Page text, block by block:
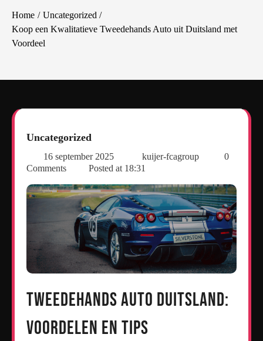
Home
Uncategorized
Koop een Kwalitatieve Tweedehands Auto uit Duitsland met
Voordeel
Uncategorized
16 september 2025 kuijer-fcagroup
0
Comments
Posted at 18:31
Tweedehands Auto Duitsland:
Voordelen en Tips